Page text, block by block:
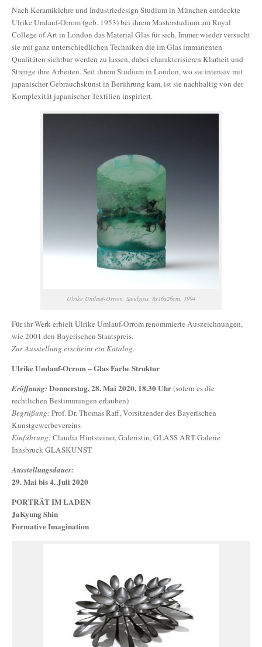
Nach Keramiklehre und Industriedesign Studium in München entdeckte
Ulrike Umlauf-Orrom (geb. 1953) bei ihrem Masterstudium am Royal
College of Art in London das Material Glas für sich. Immer wieder versucht
sie mit ganz unterschiedlichen Techniken die im Glas immanenten
Qualitäten sichtbar werden zu lassen, dabei charakterisieren Klarheit und
Strenge ihre Arbeiten. Seit ihrem Studium in London, wo sie intensiv mit
japanischer Gebrauchskunst in Berührung kam, ist sie nachhaltig von der
Komplexität japanischer Textilien inspiriert.
Ulrike Umlauf-Orrom, Sandguss, 8x16x26cm, 1994
Für ihr Werk erhielt Ulrike Umlauf-Orrom renommierte Auszeichnungen,
wie 2001 den Bayerischen Staatspreis.
Zur Ausstellung erscheint ein Katalog.
Ulrike Umlauf-Orrom – Glas Farbe Struktur
Eröffnung:Donnerstag, 28. Mai 2020, 18.30 Uhr(sofern es die
rechtlichen Bestimmungen erlauben)
Begrüßung:Prof. Dr. Thomas Raff, Vorsitzender des Bayerischen
Kunstgewerbevereins
Einführung:Claudia Hintsteiner, Galeristin, GLASS ART Galerie
Innsbruck GLASKUNST
Ausstellungsdauer:
29. Mai bis 4. Juli 2020
PORTRÄT IM LADEN
JaKyung Shin
Formative Imagination